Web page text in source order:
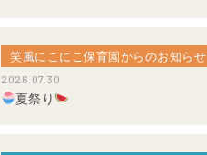
笑風にこにこ保育園からのお知らせ
2026.07.30
夏祭り